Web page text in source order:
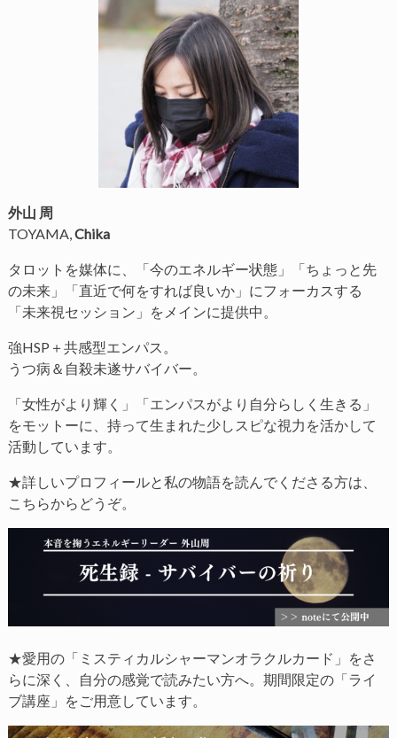
外山 周
TOYAMA,Chika
タロットを媒体に、「今のエネルギー状態」「ちょっと先
の未来」「直近で何をすれば良いか」にフォーカスする
「未来視セッション」をメインに提供中。
強HSP＋共感型エンパス。
うつ病＆自殺未遂サバイバー。
「女性がより輝く」「エンパスがより自分らしく生きる」
をモットーに、持って生まれた少しスピな視力を活かして
活動しています。
★詳しいプロフィールと私の物語を読んでくださる方は、
こちらからどうぞ。
★愛用の「ミスティカルシャーマンオラクルカード」をさ
らに深く、自分の感覚で読みたい方へ。期間限定の「ライ
ブ講座」をご用意しています。